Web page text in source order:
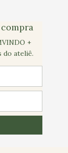
+
do ateliê.